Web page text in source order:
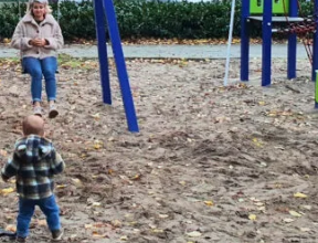
Omgevingswet en
invoering omgevingswet,
gebiedsontwikkeling>